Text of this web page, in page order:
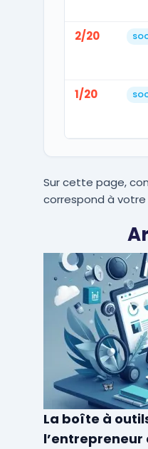
2/20
1/20
Sur cette page,
correspond à
La boîte à
l’entrepreneur